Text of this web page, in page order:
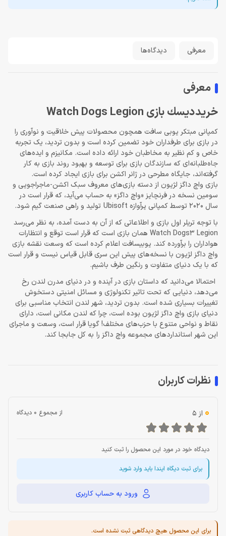
معرفی دیدگاه‌ها
معرفی
خريد ديسك بازی Watch Dogs Legion
کمپانی مبتکر یوبی سافت همچون محصولات پیش خلاقیت و نوآوری را
در بازی برای طرفداران خود تضمین کرده است و بدون تردید، یک تجربه
خاص و کم نظیر به مخاطبان خود ارائه داده است. مکانیزم و ایده‌های
جاه‌طلبانه‌‌ای که سازندگان بازی برای توسعه و بهبود روند بازی به کار
گرفته‌اند، جایگاه مطرحی در ژانر اکشن برای بازی ایجاد کرده است.
بازی واچ داگز لژیون از دسته بازی‌های معروف سبک اکشن-ماجراجویی و
سومین نسخه در فرنچایز «واچ داگز» به حساب می‌آید، که قرار است در
سال 2020 توسط کمپانی پرآوازه Ubisoft تولید و راهی صنعت گیم ‌شود.
با توجه تریلر اول بازی و اطلاعاتی که از آن به دست آمده، به نظر می‌رسد
Watch Dogs3 Legion همان بازی است که قرار است توقع و انتظارات
هواداران را برآورده کند. یوبیسافت اعلام کرده است که وسعت نقشه بازی
واچ داگز لژیون با نسخه‌های پیش این سری قابل قیاس نیست و قرار است
که با یک دنیای متفاوت و رنگین طرف باشیم.
احتمالا می‌دانید که داستان بازی در آینده و در دنیای مدرن لندن رخ
می‌دهد، دنیایی که تحت تاثیر تکنولوژی و مسائل امنیتی دستخوش
تغییرات بسیاری شده است. بدون تردید، شهر لندن انتخاب مناسبی برای
دنیای بازی واچ داگز لژیون بوده است، چرا که لندن مکانی است، دارای
نقاط و نواحی متنوع با حزب‌های مختلف! گویا قرار است، وسعت و ماجرای
این شهر استانداردهای مجموعه واچ داگز را به کل جابجا کند.
نظرات کاربران
0 از 5 از مجموع 0 دیدگاه
دیدگاه خود در مورد این محصول را ثبت کنید
برای ثبت دیگاه ایندا باید وارد شوید
ورود به حساب کاربری
برای این محصول هیچ دیدگاهی ثبت نشده است.